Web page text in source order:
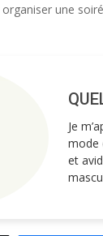
une
Je
mode
et